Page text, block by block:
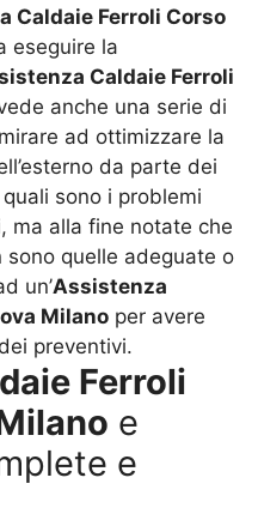
Caldaie Ferroli Corso
eseguire la
Caldaie Ferroli
anche una serie di
ad ottimizzare la
da parte dei
sono i problemi
ma alla fine notate che
quelle adeguate o
un’Assistenza
Milano per avere
preventivi.
Ferroli
e
e